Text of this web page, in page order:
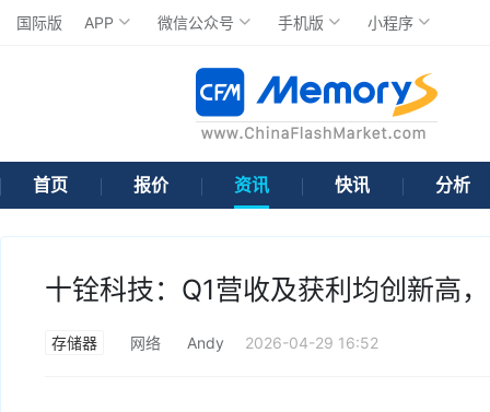
国际版 APP 微信公众号 手机版 小程序
首页 报价 资讯 快讯 分析
十铨科技：Q1营收及获利均创新高
存储器 网络 Andy 2026-04-29 16:52